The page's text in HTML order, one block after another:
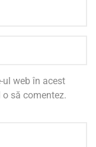
ul web în acest
să comentez.